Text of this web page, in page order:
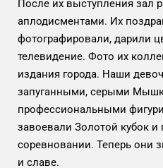
После их выступления зал
аплодисментами. Их
фотографировали, дарили
телевидение. Фото их
издания города. Наши
запуганными, серыми
профессиональными
завоевали Золотой кубок и
соревновании. Теперь они
и славе.